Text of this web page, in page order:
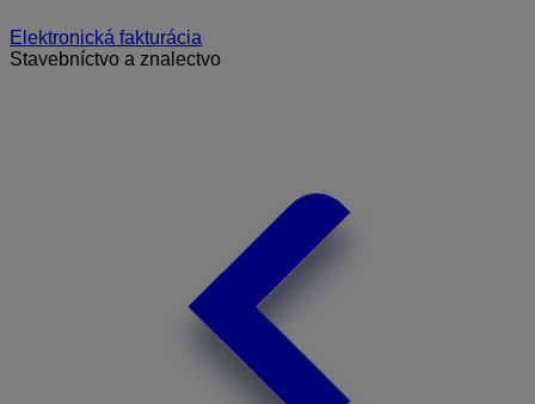
Elektronická fakturácia
Stavebníctvo a znalectvo